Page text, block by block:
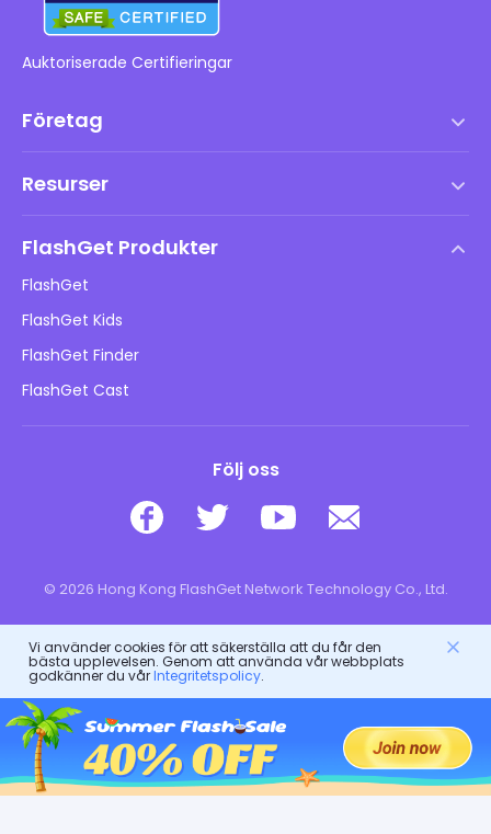
Auktoriserade Certifieringar
Företag
DMCA-policy
Integritetspolicy
Reklampolicyer
Sälj inte min information
Resurser
Blogg
Barns onlinesäkerhet
Ladda ner
FlashGet Produkter
FlashGet
FlashGet Kids
FlashGet Finder
FlashGet Cast
Följ oss
© 2026 Hong Kong FlashGet Network Technology Co., Ltd.
Vi använder cookies för att säkerställa att du får den
bästa upplevelsen. Genom att använda vår webbplats
godkänner du vårIntegritetspolicy.